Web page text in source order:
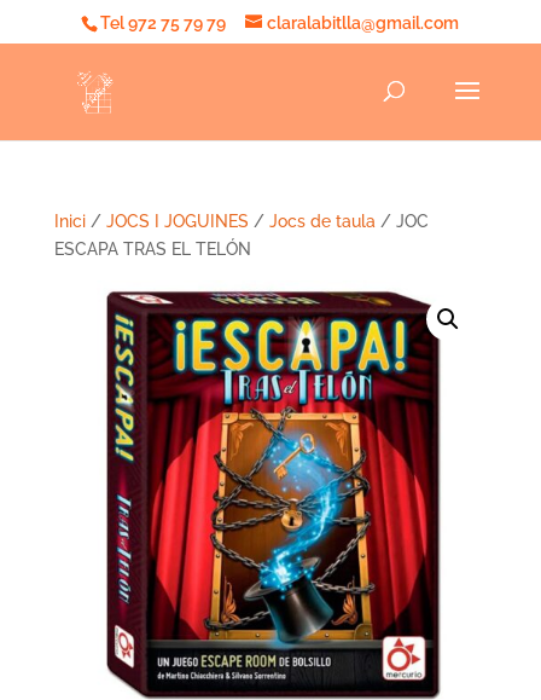
Tel 972 75 79 79 claralabitlla@gmail.com
Inici/ JOCS I JOGUINES / Jocs de taula / JOC
ESCAPA TRAS EL TELÓN